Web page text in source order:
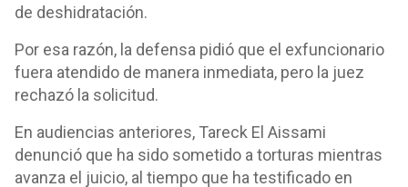
de deshidratación.
Por esa razón, la defensa pidió que el exfuncionario
fuera atendido de manera inmediata, pero la juez
rechazó la solicitud.
En audiencias anteriores, Tareck El Aissami
denunció que ha sido sometido a torturas mientras
avanza el juicio, al tiempo que ha testificado en